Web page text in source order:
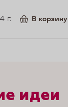
г. В корзину
идеи